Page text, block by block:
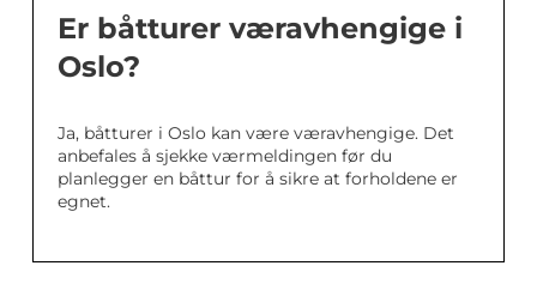
Er båtturer væravhengige i
Oslo?
Ja, båtturer i Oslo kan være væravhengige. Det
anbefales å sjekke værmeldingen før du
planlegger en båttur for å sikre at forholdene er
egnet.